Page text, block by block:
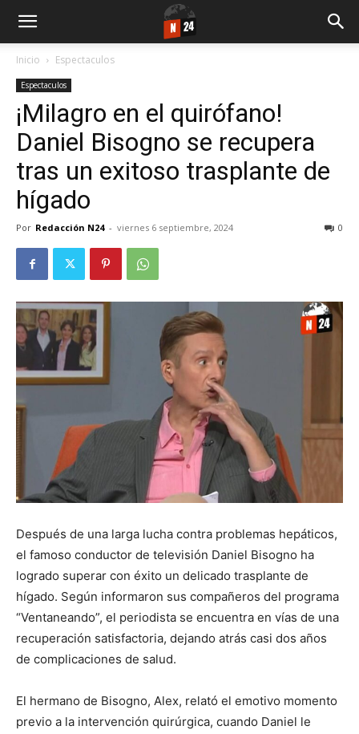
Inicio Espectaculos
Espectaculos
¡Milagro en el quirófano!
Daniel Bisogno se recupera
tras un exitoso trasplante de
hígado
Por Redacción N24 - viernes 6 septiembre, 2024 0
Después de una larga lucha contra problemas hepáticos,
el famoso conductor de televisión Daniel Bisogno ha
logrado superar con éxito un delicado trasplante de
hígado. Según informaron sus compañeros del programa
“Ventaneando”, el periodista se encuentra en vías de una
recuperación satisfactoria, dejando atrás casi dos años
de complicaciones de salud.
El hermano de Bisogno, Alex, relató el emotivo momento
previo a la intervención quirúrgica, cuando Daniel le